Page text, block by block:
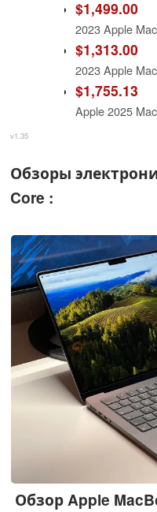
$1,499.00
$1,313.00
$1,755.13
v1.35
Обзоры
Core :
Обзор Apple